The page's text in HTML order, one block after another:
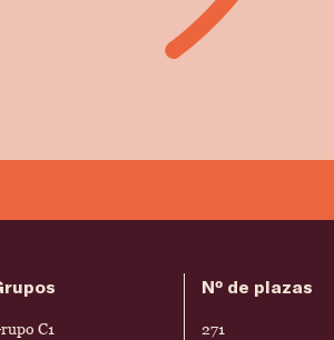
C1
Nº de plazas
271